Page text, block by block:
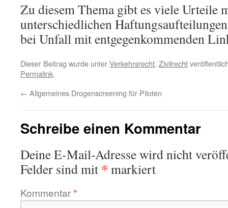
Zu diesem Thema gibt es viele Urteile
unterschiedlichen
bei Unfall mit entgegenkommenden
Dieser Beitrag wurde unterVerkehrsrecht, Zivilrecht
Permalink.
← Allgemeines Drogenscreening für Piloten
Schreibe einen Kommentar
Deine E-Mail-Adresse wird nicht
Felder sind mit * markiert
Kommentar*